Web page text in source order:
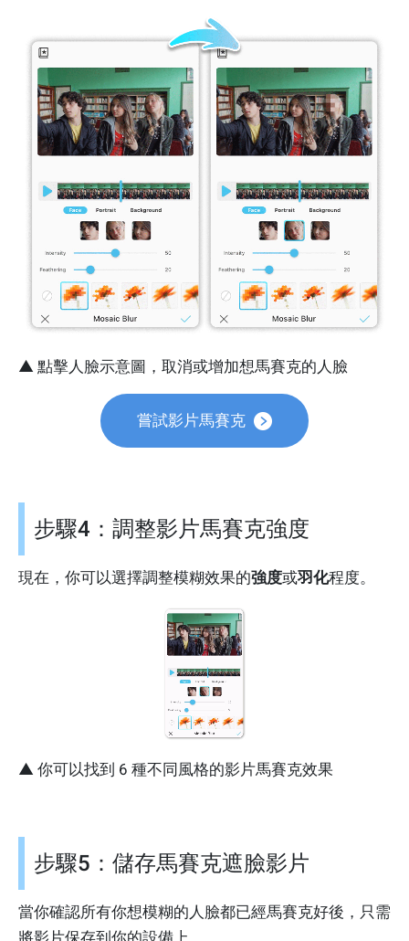
▲ 點擊人臉示意圖，取消或增加想馬賽克的人臉
嘗試影片馬賽克
步驟4：調整影片馬賽克強度
現在，你可以選擇調整模糊效果的強度或羽化程度。
▲ 你可以找到 6 種不同風格的影片馬賽克效果
步驟5：儲存馬賽克遮臉影片
當你確認所有你想模糊的人臉都已經馬賽克好後，只需